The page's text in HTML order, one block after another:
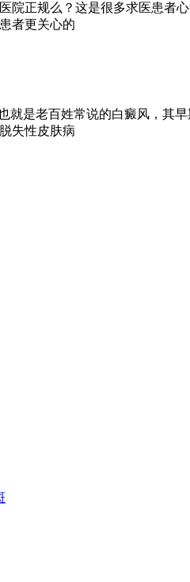
院正规么？这是很多求医患者
者更关心的
就是老百姓常说的白癜风，其
失性皮肤病